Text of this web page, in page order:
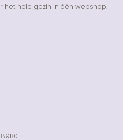
het hele gezin in één webshop.